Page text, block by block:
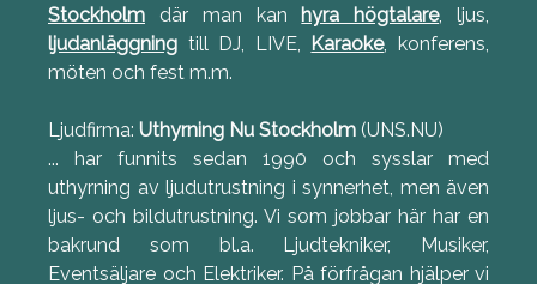
Stockholm där man kan hyra högtalare, ljus,
ljudanläggning till DJ, LIVE, Karaoke, konferens,
möten och fest m.m.
Ljudfirma: Uthyrning Nu Stockholm (UNS.NU)
... har funnits sedan 1990 och sysslar med
uthyrning av ljudutrustning i synnerhet, men även
ljus- och bildutrustning. Vi som jobbar här har en
bakrund som bl.a. Ljudtekniker, Musiker,
Eventsäljare och Elektriker. På förfrågan hjälper vi